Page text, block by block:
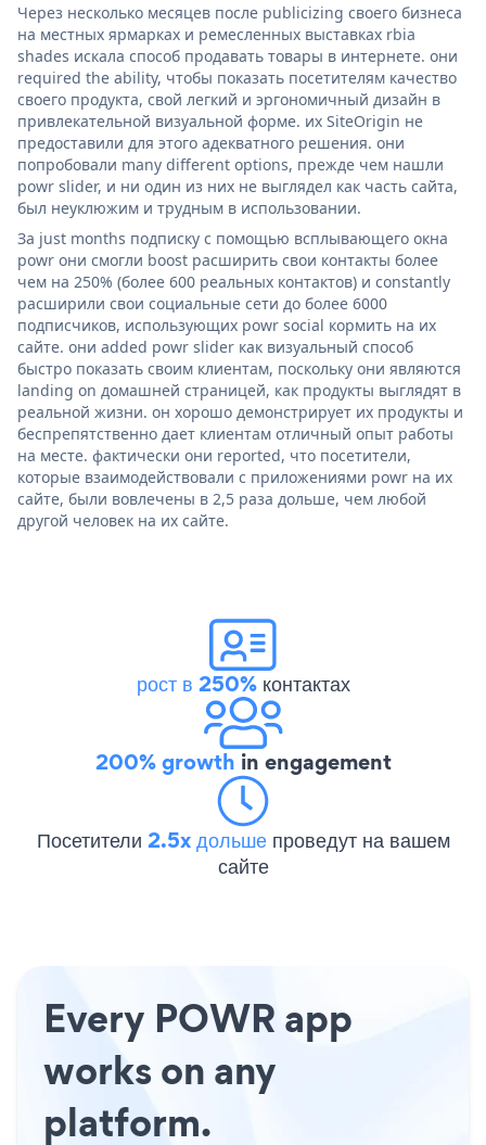
Через несколько месяцев после publicizing своего бизнеса
на местных ярмарках и ремесленных выставках rbia
shades искала способ продавать товары в интернете. они
required the ability, чтобы показать посетителям качество
своего продукта, свой легкий и эргономичный дизайн в
привлекательной визуальной форме. их SiteOrigin не
предоставили для этого адекватного решения. они
попробовали many different options, прежде чем нашли
powr slider, и ни один из них не выглядел как часть сайта,
был неуклюжим и трудным в использовании.
За just months подписку с помощью всплывающего окна
powr они смогли boost расширить свои контакты более
чем на 250% (более 600 реальных контактов) и constantly
расширили свои социальные сети до более 6000
подписчиков, использующих powr social кормить на их
сайте. они added powr slider как визуальный способ
быстро показать своим клиентам, поскольку они являются
landing on домашней страницей, как продукты выглядят в
реальной жизни. он хорошо демонстрирует их продукты и
беспрепятственно дает клиентам отличный опыт работы
на месте. фактически они reported, что посетители,
которые взаимодействовали с приложениями powr на их
сайте, были вовлечены в 2,5 раза дольше, чем любой
другой человек на их сайте.
рост в 250%контактах
200% growth in engagement
Посетители 2.5x дольше проведут на вашем
сайте
Every POWR app
works on any
platform.